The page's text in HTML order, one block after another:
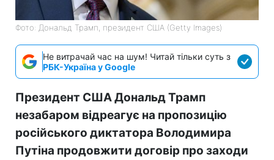
Фото: Дональд Трамп, президент США (Getty Images)
Не витрачай час на шум! Читай тільки суть з
РБК-Україна у Google
Президент США Дональд Трамп
незабаром відреагує на пропозицію
російського диктатора Володимира
Путіна продовжити договір про заходи